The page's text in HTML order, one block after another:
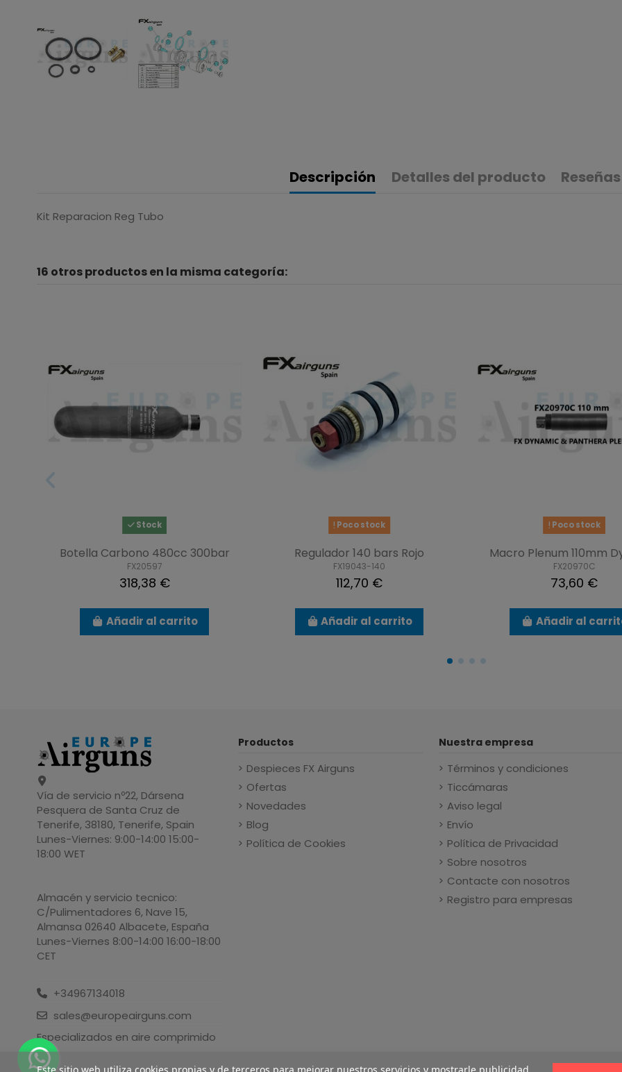
Descripción Detalles del producto Reseñas
Kit Reparacion Reg Tubo
16 otros productos en la misma categoría:
Stock
Botella Carbono 480cc 300bar
FX20597
318,38 €
Añadir al carrito
Poco stock
Regulador 140 bars Rojo
FX19043-140
112,70 €
Añadir al carrito
Poco stock
Macro Plenum 110mm
FX20970C
73,60 €
Añadir al
Vía de servicio nº22, Dársena
Pesquera de Santa Cruz de
Tenerife, 38180, Tenerife, Spain
Lunes-Viernes: 9:00-14:00 15:00-
18:00 WET
Almacén y servicio tecnico:
C/Pulimentadores 6, Nave 15,
Almansa 02640 Albacete, España
Lunes-Viernes 8:00-14:00 16:00-18:00
CET
+34967134018
sales@europeairguns.com
Especializados en aire comprimido
Productos
Despieces FX Airguns
Ofertas
Novedades
Blog
Política de Cookies
Nuestra empresa
Términos y condiciones
Ticcámaras
Aviso legal
Envío
Política de Privacidad
Sobre nosotros
Contacte con nosotros
Registro para empresas